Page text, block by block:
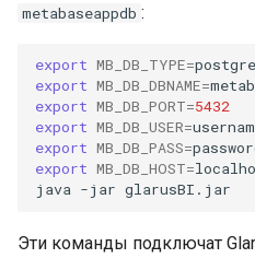
metabaseappdb :
export MB_DB_TYPE=
export MB_DB_DBNAME=
export MB_DB_PORT=5432
export MB_DB_USER=
export MB_DB_PASS=
export MB_DB_HOST=
java -jar
Эти команды подключат